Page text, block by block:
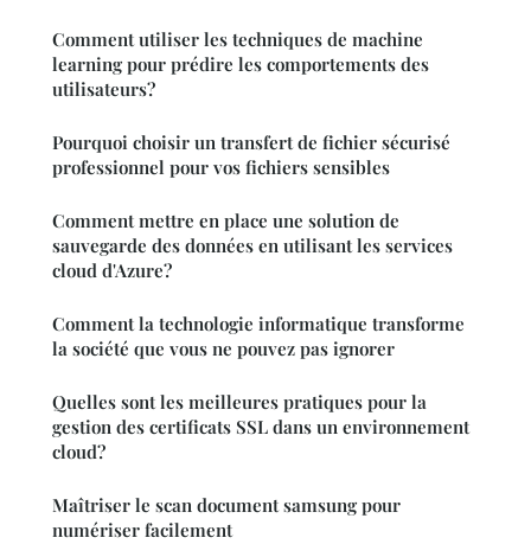
Comment utiliser les techniques de machine
learning pour prédire les comportements des
utilisateurs?
Pourquoi choisir un transfert de fichier sécurisé
professionnel pour vos fichiers sensibles
Comment mettre en place une solution de
sauvegarde des données en utilisant les services
cloud d'Azure?
Comment la technologie informatique transforme
la société que vous ne pouvez pas ignorer
Quelles sont les meilleures pratiques pour la
gestion des certificats SSL dans un environnement
cloud?
Maîtriser le scan document samsung pour
numériser facilement